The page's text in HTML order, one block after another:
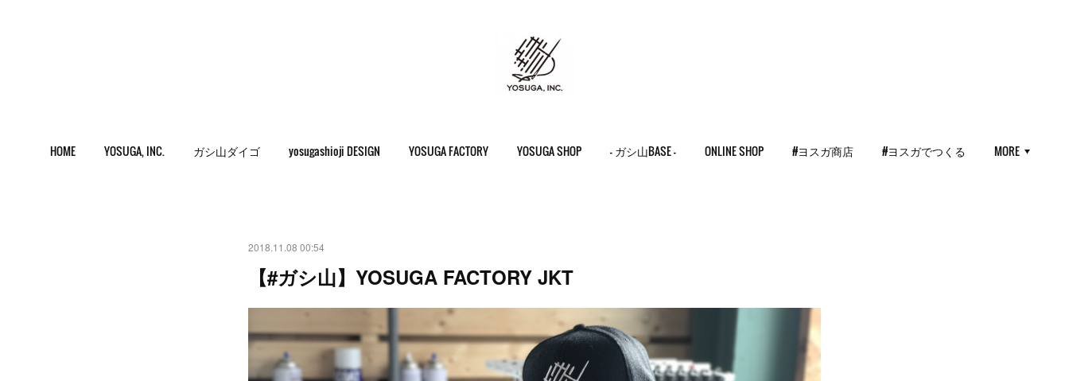
HOME YOSUGA, INC. ガシ山ダイゴ yosugashioji DESIGN YOSUGA FACTORY YOSUGA SHOP - ガシ山BASE - ONLINE SHOP #ヨスガ商店 #ヨスガでつくる MORE
2018.11.08 00:54
【#ガシ山】YOSUGA FACTORY JKT